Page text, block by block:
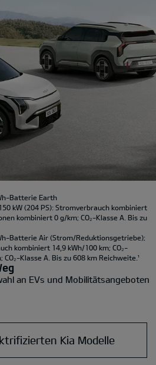
Batterie Earth
kW (204 PS): Stromverbrauch kombiniert
kombiniert 0 g/km; CO₂-Klasse A. Bis zu
Batterie Air (Strom/Reduktionsgetriebe);
kombiniert 14,9 kWh/100 km; CO₂-
Klasse A. Bis zu 608 km Reichweite. ¹
an EVs und Mobilitätsangeboten
Kia Modelle